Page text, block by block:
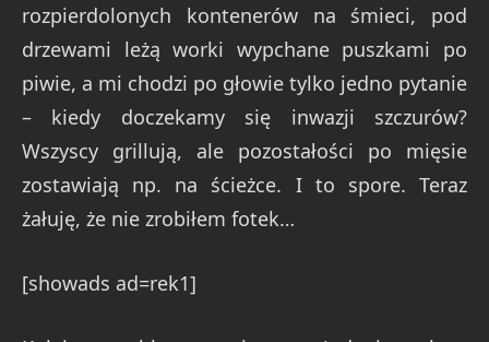
rozpierdolonych kontenerów na śmieci, pod
drzewami leżą worki wypchane puszkami po
piwie, a mi chodzi po głowie tylko jedno pytanie
– kiedy doczekamy się inwazji szczurów?
Wszyscy grillują, ale pozostałości po mięsie
zostawiają np. na ścieżce. I to spore. Teraz
żałuję, że nie zrobiłem fotek…
[showads ad=rek1]